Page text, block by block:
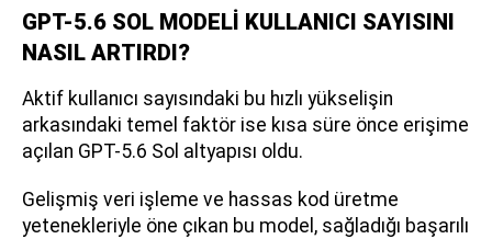
GPT-5.6 SOL MODELİ KULLANICI SAYISINI
NASIL ARTIRDI?
Aktif kullanıcı sayısındaki bu hızlı yükselişin
arkasındaki temel faktör ise kısa süre önce erişime
açılan GPT-5.6 Sol altyapısı oldu.
Gelişmiş veri işleme ve hassas kod üretme
yetenekleriyle öne çıkan bu model, sağladığı başarılı